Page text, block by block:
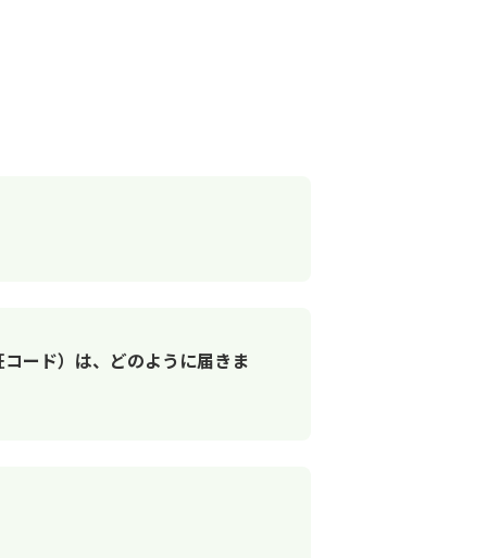
ード）は、どのように届きま